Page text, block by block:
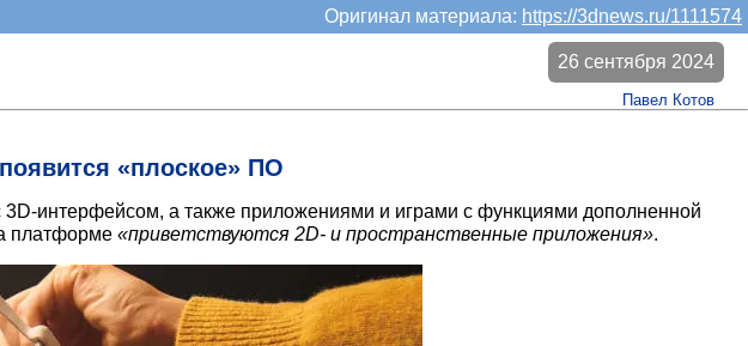
Оригинал материала: https://3dnews.ru/1111574
«плоское» ПО
26 сентября 2024
Павел Котов
интерфейсом, а также приложениями и играми с функциями дополненной
платформе «приветствуются 2D- и пространственные приложения».